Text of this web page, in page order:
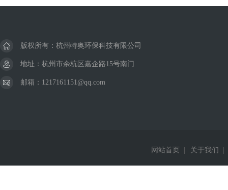
版权所有：杭州特奥环保科技有限公司
地址：杭州市余杭区嘉企路15号南门
邮箱：1217161151@qq.com
网站首页 关于我们